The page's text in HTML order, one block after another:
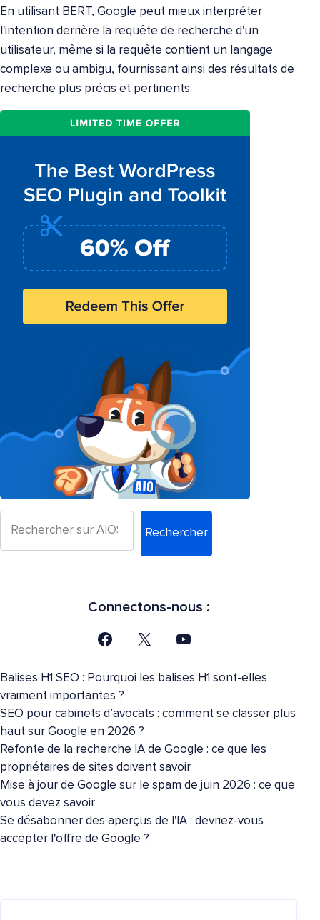
En utilisant BERT, Google peut mieux interpréter
l'intention derrière la requête de recherche d'un
utilisateur, même si la requête contient un langage
complexe ou ambigu, fournissant ainsi des résultats de
recherche plus précis et pertinents.
Rechercher
Connectons-nous :
Balises H1 SEO : Pourquoi les balises H1 sont-elles
vraiment importantes ?
SEO pour cabinets d’avocats : comment se classer plus
haut sur Google en 2026 ?
Refonte de la recherche IA de Google : ce que les
propriétaires de sites doivent savoir
Mise à jour de Google sur le spam de juin 2026 : ce que
vous devez savoir
Se désabonner des aperçus de l'IA : devriez-vous
accepter l'offre de Google ?